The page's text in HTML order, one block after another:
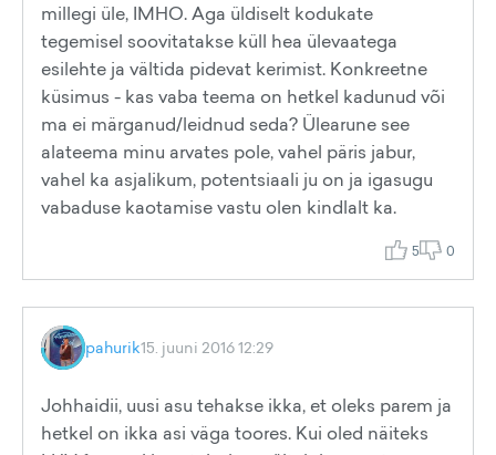
millegi üle, IMHO. Aga üldiselt kodukate
tegemisel soovitatakse küll hea ülevaatega
esilehte ja vältida pidevat kerimist. Konkreetne
küsimus - kas vaba teema on hetkel kadunud või
ma ei märganud/leidnud seda? Ülearune see
alateema minu arvates pole, vahel päris jabur,
vahel ka asjalikum, potentsiaali ju on ja igasugu
vabaduse kaotamise vastu olen kindlalt ka.
5 0
pahurik15. juuni 2016 12:29
Johhaidii, uusi asu tehakse ikka, et oleks parem ja
hetkel on ikka asi väga toores. Kui oled näiteks